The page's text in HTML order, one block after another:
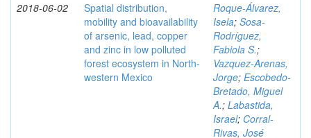
2018-06-02
Spatial distribution,
mobility and bioavailability
of arsenic, lead, copper
and zinc in low polluted
forest ecosystem in North-
western Mexico
Roque-Álvarez,
Isela; Sosa-
Rodríguez,
Fabiola S.;
Vazquez-Arenas,
Jorge; Escobedo-
Bretado, Miguel
A.; Labastida,
Israel; Corral-
Rivas, José